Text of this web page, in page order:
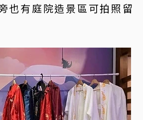
也有庭院造景區可拍照留